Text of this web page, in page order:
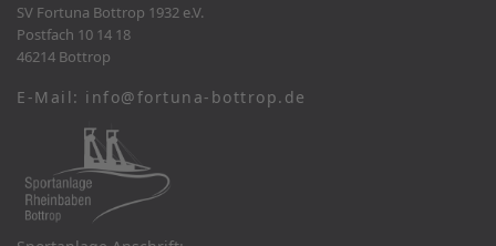
SV Fortuna Bottrop 1932 e.V.
Postfach 10 14 18
46214 Bottrop
E-Mail: info@fortuna-bottrop.de